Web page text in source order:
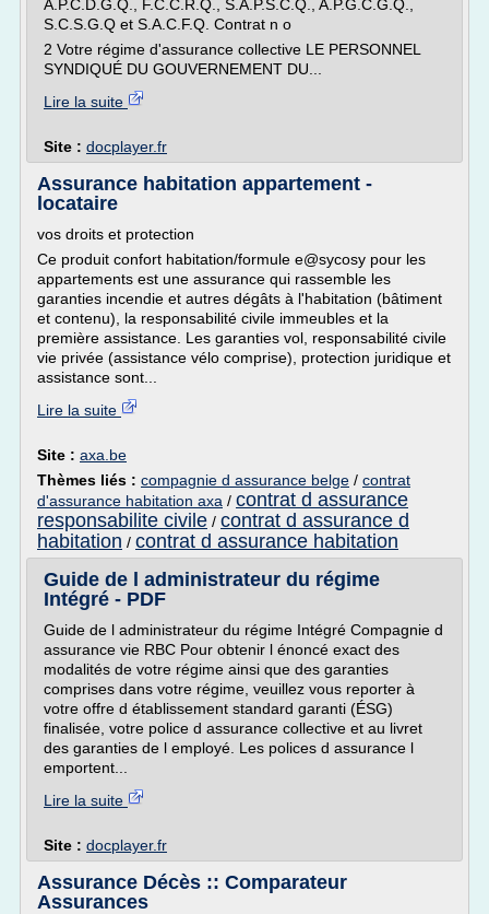
A.P.C.D.G.Q., F.C.C.R.Q., S.A.P.S.C.Q., A.P.G.C.G.Q.,
S.C.S.G.Q et S.A.C.F.Q. Contrat n o
2 Votre régime d'assurance collective LE PERSONNEL
SYNDIQUÉ DU GOUVERNEMENT DU...
Lire la suite
Site : docplayer.fr
Assurance habitation appartement -
locataire
vos droits et protection
Ce produit confort habitation/formule e@sycosy pour les
appartements est une assurance qui rassemble les
garanties incendie et autres dégâts à l'habitation (bâtiment
et contenu), la responsabilité civile immeubles et la
première assistance. Les garanties vol, responsabilité civile
vie privée (assistance vélo comprise), protection juridique et
assistance sont...
Lire la suite
Site : axa.be
Thèmes liés : compagnie d assurance belge / contrat
d'assurance habitation axa / contrat d assurance
responsabilite civile / contrat d assurance d
habitation / contrat d assurance habitation
Guide de l administrateur du régime
Intégré - PDF
Guide de l administrateur du régime Intégré Compagnie d
assurance vie RBC Pour obtenir l énoncé exact des
modalités de votre régime ainsi que des garanties
comprises dans votre régime, veuillez vous reporter à
votre offre d établissement standard garanti (ÉSG)
finalisée, votre police d assurance collective et au livret
des garanties de l employé. Les polices d assurance l
emportent...
Lire la suite
Site : docplayer.fr
Assurance Décès :: Comparateur
Assurances